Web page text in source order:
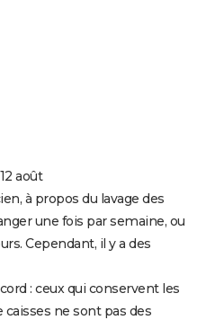
août
à propos du lavage des
une fois par semaine, ou
Cependant, il y a des
: ceux qui conservent les
caisses ne sont pas des